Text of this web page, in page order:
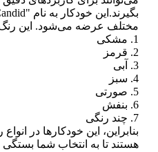
مختلف عرضه می‌شود. این
1. مشکی
2. قرمز
3. آبی
4. سبز
5. صورتی
6. بنفش
7. چند رنگی
بنابراین، این خودکارها در
هستند تا به انتخاب شما